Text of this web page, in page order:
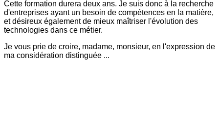
Cette formation durera deux ans. Je suis donc à la recherche
d'entreprises ayant un besoin de compétences en la matière,
et désireux également de mieux maîtriser l'évolution des
technologies dans ce métier.
Je vous prie de croire, madame, monsieur, en l'expression de
ma considération distinguée ...